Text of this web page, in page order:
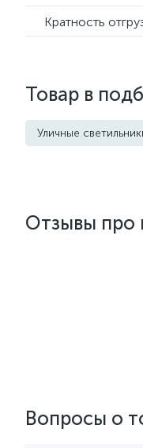
Кратность
Товар в
Уличные
Отзывы про
Вопросы о